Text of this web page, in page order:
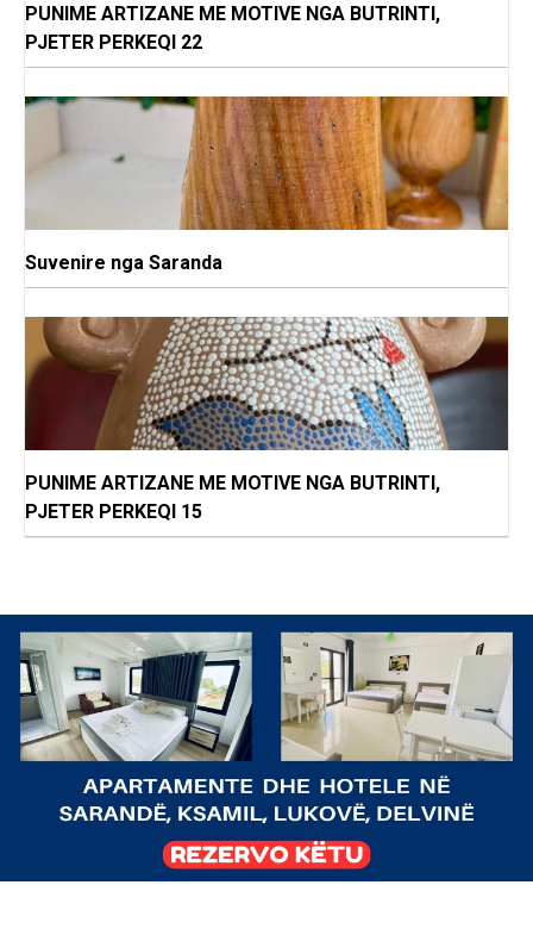
PUNIME ARTIZANE ME MOTIVE NGA BUTRINTI,
PJETER PERKEQI 22
Suvenire nga Saranda
PUNIME ARTIZANE ME MOTIVE NGA BUTRINTI,
PJETER PERKEQI 15